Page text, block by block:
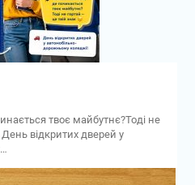
твоє майбутнє?Тоді не
День відкритих дверей у